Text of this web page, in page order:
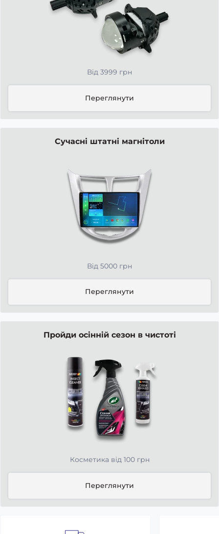
Від 3999 грн
Переглянути
Сучасні штатні магнітоли
Від 5000 грн
Переглянути
Пройди осінній сезон в чистоті
Косметика від 100 грн
Переглянути